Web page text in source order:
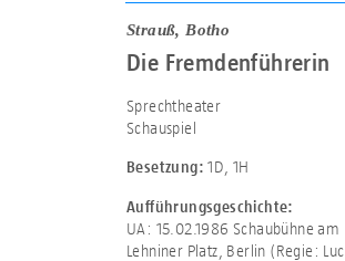
Strauß, Botho
Die Fremdenführerin
Sprechtheater
Schauspiel
Besetzung: 1D 1H
Aufführungsgeschichte:
UA: 15.02.1986 Schaubühne am
Lehniner Platz, Berlin (Regie: Luc